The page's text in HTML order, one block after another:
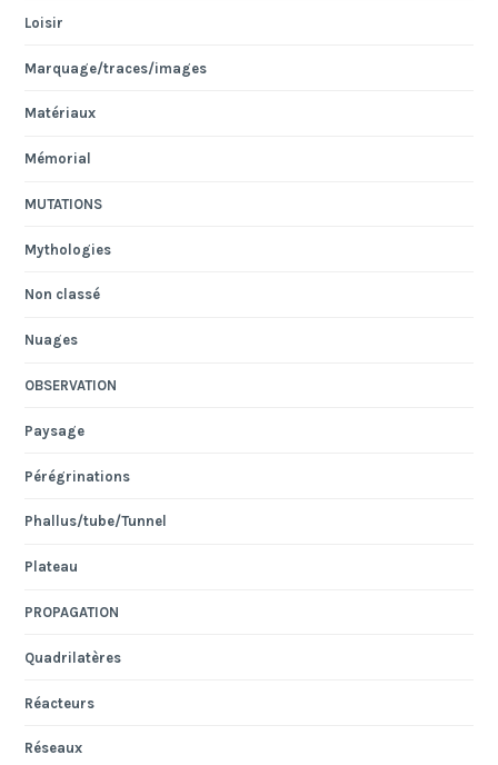
Loisir
Marquage/traces/images
Matériaux
Mémorial
MUTATIONS
Mythologies
Non classé
Nuages
OBSERVATION
Paysage
Pérégrinations
Phallus/tube/Tunnel
Plateau
PROPAGATION
Quadrilatères
Réacteurs
Réseaux